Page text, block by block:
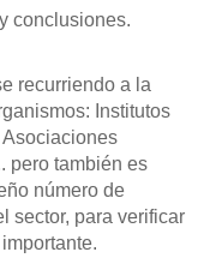
conclusiones.
recurriendo a la
Institutos
pero también es
número de
sector, para verificar